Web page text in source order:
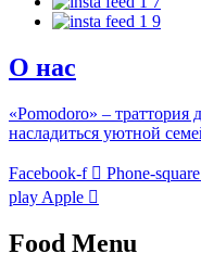
О нас
«Pomodoro» –
насладиться уютной
Facebook-f Phone-square
play Apple
Food Menu